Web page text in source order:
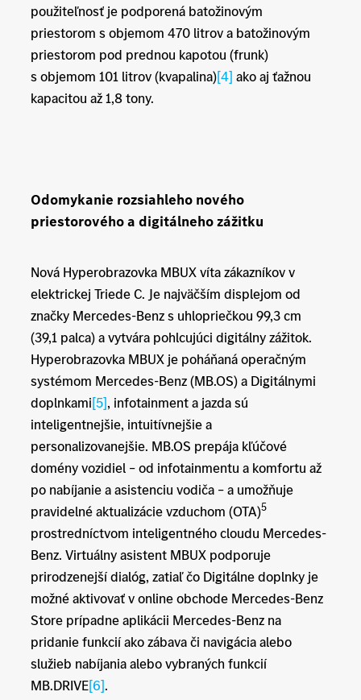
použiteľnosť je podporená batožinovým
priestorom s objemom 470 litrov a batožinovým
priestorom pod prednou kapotou (frunk)
s objemom 101 litrov (kvapalina)[4] ako aj ťažnou
kapacitou až 1,8 tony.
Odomykanie rozsiahleho nového
priestorového a digitálneho zážitku
Nová Hyperobrazovka MBUX víta zákazníkov v
elektrickej Triede C. Je najväčším displejom od
značky Mercedes-Benz s uhlopriečkou 99,3 cm
(39,1 palca) a vytvára pohlcujúci digitálny zážitok.
Hyperobrazovka MBUX je poháňaná operačným
systémom Mercedes-Benz (MB.OS) a Digitálnymi
doplnkami[5], infotainment a jazda sú
inteligentnejšie, intuitívnejšie a
personalizovanejšie. MB.OS prepája kľúčové
domény vozidiel – od infotainmentu a komfortu až
po nabíjanie a asistenciu vodiča – a umožňuje
pravidelné aktualizácie vzduchom (OTA)5
prostredníctvom inteligentného cloudu Mercedes-
Benz. Virtuálny asistent MBUX podporuje
prirodzenejší dialóg, zatiaľ čo Digitálne doplnky je
možné aktivovať v online obchode Mercedes-Benz
Store prípadne aplikácii Mercedes-Benz na
pridanie funkcií ako zábava či navigácia alebo
služieb nabíjania alebo vybraných funkcií
MB.DRIVE[6].